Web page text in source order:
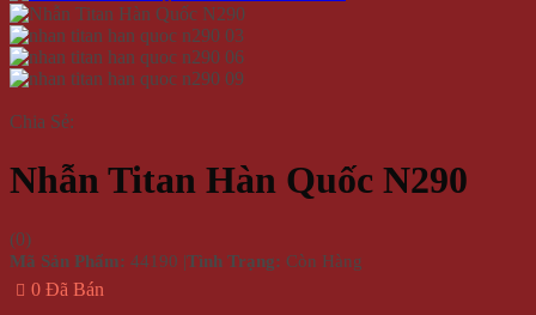
Chia Sẻ:
Nhẫn Titan Hàn Quốc N290
(0)
Mã Sản Phẩm: 44190 |Tình Trạng: Còn Hàng
0 Đã Bán